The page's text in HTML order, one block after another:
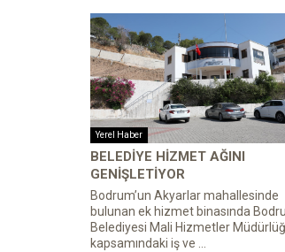
Yerel Haber
BELEDIYE HIZMET AĞINI
GENIŞLETIYOR
Bodrum’un Akyarlar mahallesinde
bulunan ek hizmet binasında
Belediyesi Mali Hizmetler
kapsamındaki iş ve ...